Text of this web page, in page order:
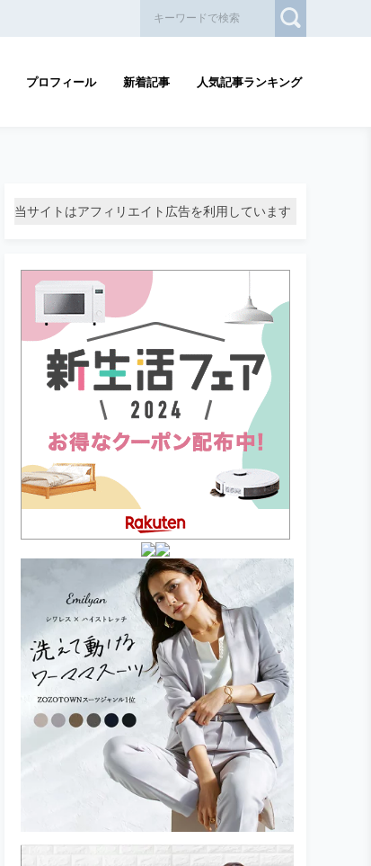
プロフィール 新着記事 人気記事ランキング
当サイトはアフィリエイト広告を利用しています